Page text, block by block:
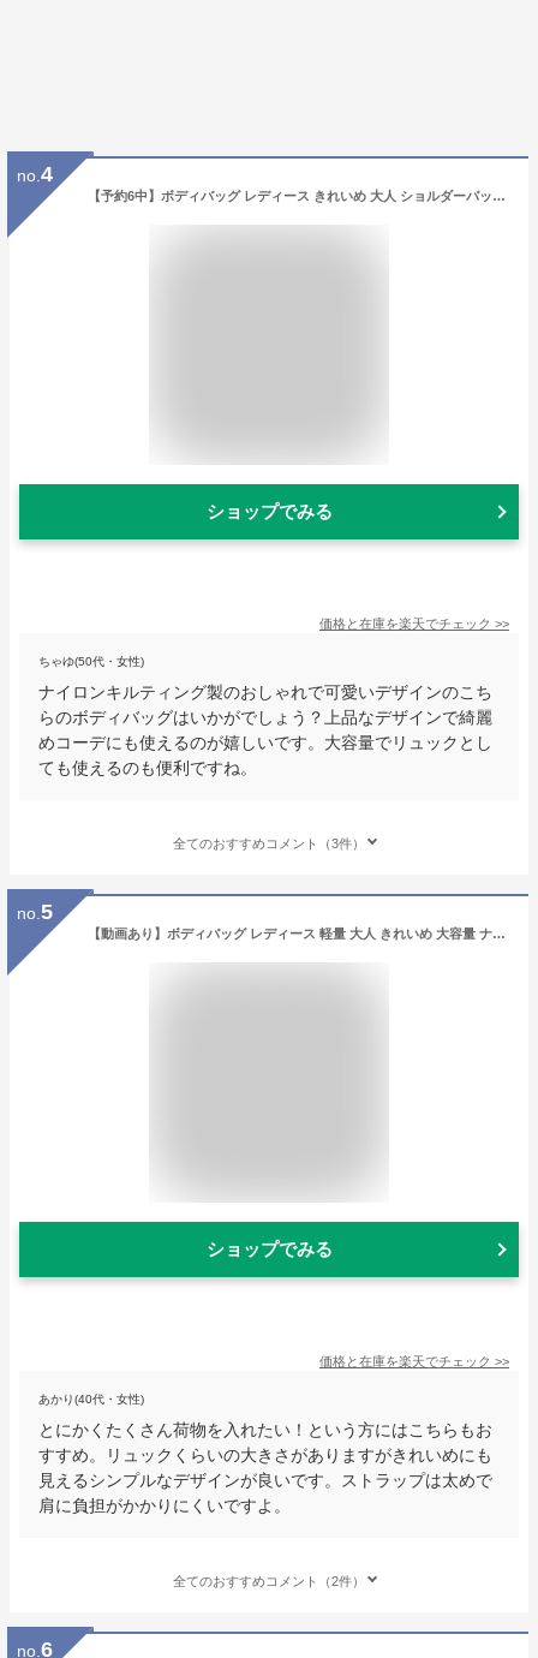
no. 4
【予約6中】ボディバッグ レディース きれいめ 大人 ショルダーバッグ ナイロン キルティング ブラック おしゃれ 斜めがけ 軽量 大容量 大きめ 旅行 行楽 GrandeGrace グレイス 母の日
ショップでみる
価格と在庫を楽天でチェック >>
ちゃゆ(50代・女性)
ナイロンキルティング製のおしゃれで可愛いデザインのこち
らのボディバッグはいかがでしょう？上品なデザインで綺麗
めコーデにも使えるのが嬉しいです。大容量でリュックとし
ても使えるのも便利ですね。
全てのおすすめコメント（3件）
no. 5
【動画あり】ボディバッグ レディース 軽量 大人 きれいめ 大容量 ナイロン ウエストバッグ ウエストポーチ クロスボディ ナイロン ショルダーバッグ 旅行 ブラック ストラップ太め おしゃれ 斜めがけ 大人カジュアル GrandeGrace グランデグレイス 母の日
ショップでみる
価格と在庫を楽天でチェック >>
あかり(40代・女性)
とにかくたくさん荷物を入れたい！という方にはこちらもお
すすめ。リュックくらいの大きさがありますがきれいめにも
見えるシンプルなデザインが良いです。ストラップは太めで
肩に負担がかかりにくいですよ。
全てのおすすめコメント（2件）
no. 6